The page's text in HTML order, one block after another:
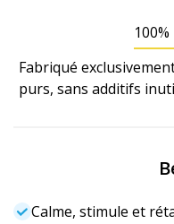
Fabriqué
purs, sans additifs
Calme, stimule et